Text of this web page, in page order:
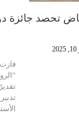
تحصد جائزة